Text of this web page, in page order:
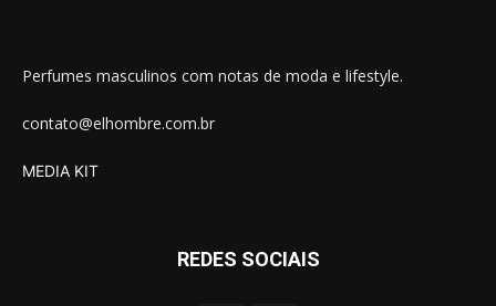
Perfumes masculinos com notas de moda e lifestyle.
contato@elhombre.com.br
MEDIA KIT
REDES SOCIAIS